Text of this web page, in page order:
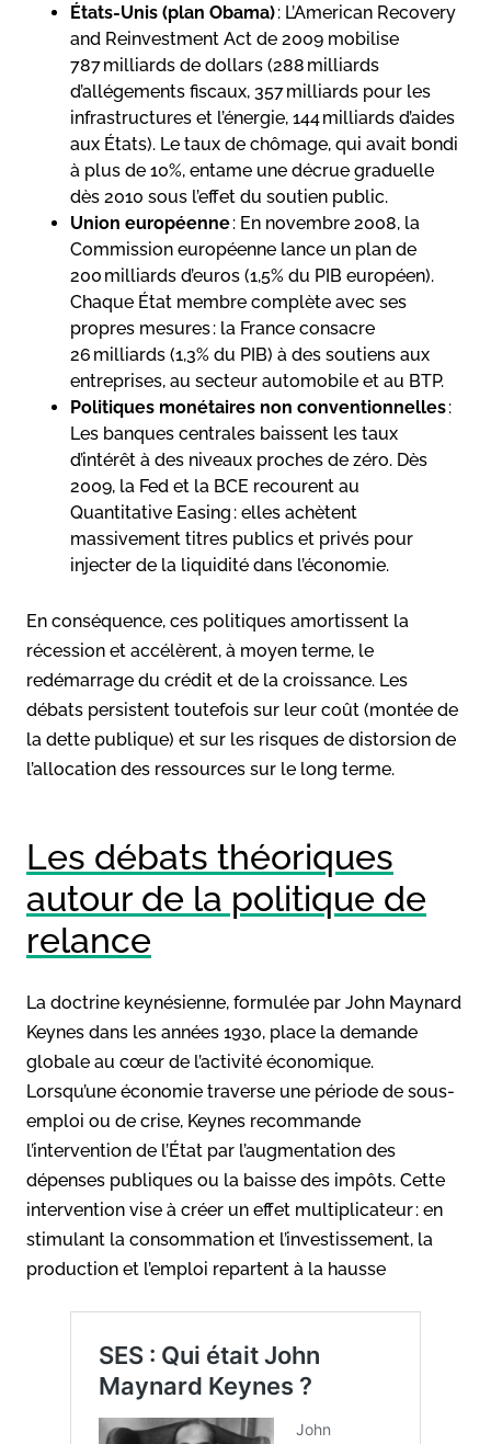
États-Unis (plan Obama): L’American Recovery
and Reinvestment Act de 2009 mobilise
787 milliards de dollars (288 milliards
d’allégements fiscaux, 357 milliards pour les
infrastructures et l’énergie, 144 milliards d’aides
aux États). Le taux de chômage, qui avait bondi
à plus de 10%, entame une décrue graduelle
dès 2010 sous l’effet du soutien public.
Union européenne: En novembre 2008, la
Commission européenne lance un plan de
200 milliards d’euros (1,5% du PIB européen).
Chaque État membre complète avec ses
propres mesures : la France consacre
26 milliards (1,3% du PIB) à des soutiens aux
entreprises, au secteur automobile et au BTP.
Politiques monétaires non conventionnelles:
Les banques centrales baissent les taux
d’intérêt à des niveaux proches de zéro. Dès
2009, la Fed et la BCE recourent au
Quantitative Easing : elles achètent
massivement titres publics et privés pour
injecter de la liquidité dans l’économie.
En conséquence, ces politiques amortissent la
récession et accélèrent, à moyen terme, le
redémarrage du crédit et de la croissance. Les
débats persistent toutefois sur leur coût (montée de
la dette publique) et sur les risques de distorsion de
l’allocation des ressources sur le long terme.
Les débats théoriques
autour de la politique de
relance
La doctrine keynésienne, formulée par John Maynard
Keynes dans les années 1930, place la demande
globale au cœur de l’activité économique.
Lorsqu’une économie traverse une période de sous-
emploi ou de crise, Keynes recommande
l’intervention de l’État par l’augmentation des
dépenses publiques ou la baisse des impôts. Cette
intervention vise à créer un effet multiplicateur : en
stimulant la consommation et l’investissement, la
production et l’emploi repartent à la hausse